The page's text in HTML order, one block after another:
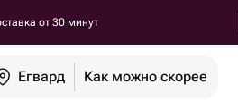
от 30 минут
Егвард Как можно скорее